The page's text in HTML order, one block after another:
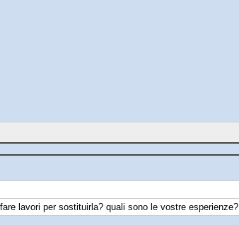
lavori per sostituirla? quali sono le vostre esperienze?